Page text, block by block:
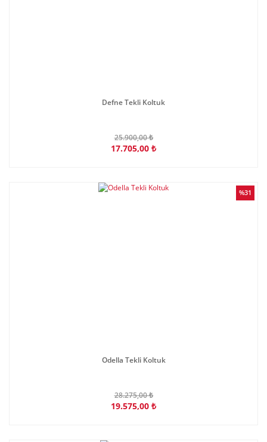
Defne Tekli Koltuk
25.900,00 ₺
17.705,00 ₺
%31
Odella Tekli Koltuk
28.275,00 ₺
19.575,00 ₺